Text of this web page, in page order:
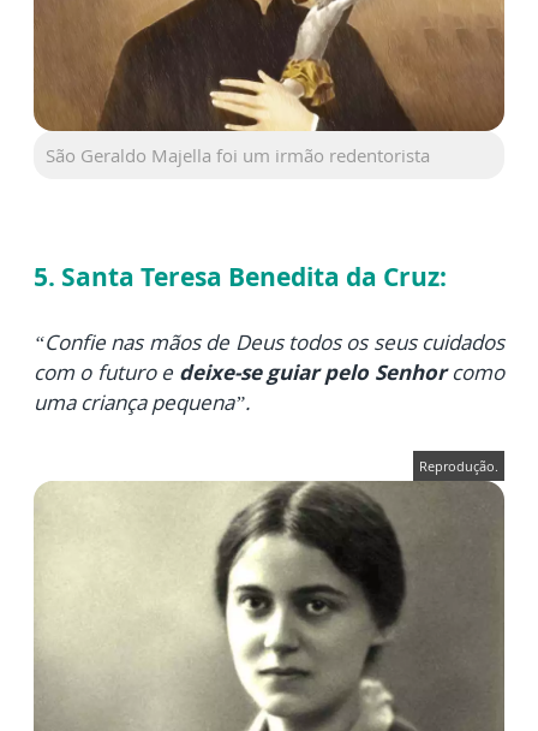
São Geraldo Majella foi um irmão redentorista
5. Santa Teresa Benedita da Cruz:
“Confie nas mãos de Deus todos os seus cuidados
com o futuro e deixe-se guiar pelo Senhorcomo
uma criança pequena”.
Reprodução.